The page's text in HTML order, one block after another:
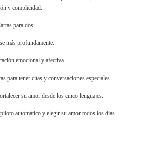
y complicidad.
para dos:
más profundamente.
emocional y afectiva.
para tener citas y conversaciones especiales.
su amor desde los cinco lenguajes.
automático y elegir su amor todos los días.